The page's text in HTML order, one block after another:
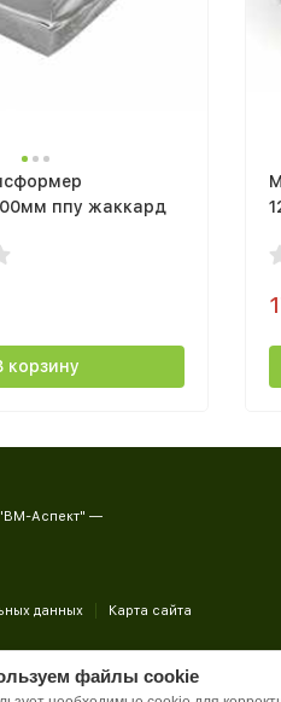
ппу жаккард
корзину
Аспект" —
данных Карта сайта
файлы cookie